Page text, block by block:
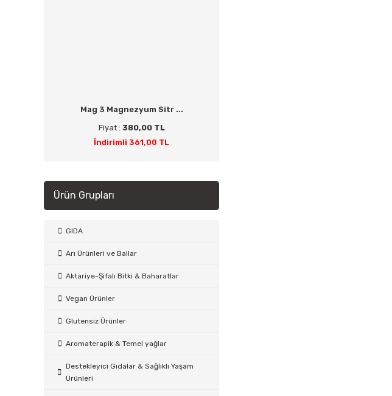
Mag 3 Magnezyum Sitr ...
Fiyat : 380,00 TL
İndirimli 361,00 TL
Ürün Grupları
GIDA
Arı Ürünleri ve Ballar
Aktariye-Şifalı Bitki & Baharatlar
Vegan Ürünler
Glutensiz Ürünler
Aromaterapik & Temel yağlar
Destekleyici Gıdalar & Sağlıklı Yaşam
Ürünleri